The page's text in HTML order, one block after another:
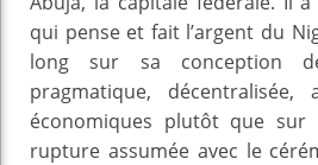
qui pense et fait l’argent du
long sur sa conception
pragmatique,
économiques plutôt que sur
rupture assumée avec le